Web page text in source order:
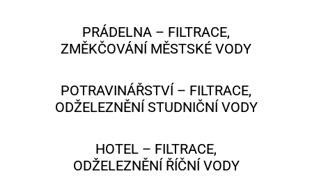
PRÁDELNA – FILTRACE,
ZMĚKČOVÁNÍ MĚSTSKÉ VODY
POTRAVINÁŘSTVÍ – FILTRACE,
ODŽELEZNĚNÍ STUDNIČNÍ VODY
HOTEL – FILTRACE,
ODŽELEZNĚNÍ ŘÍČNÍ VODY